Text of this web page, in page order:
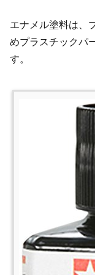
エナメル塗料は、
めプラスチックパ
す。